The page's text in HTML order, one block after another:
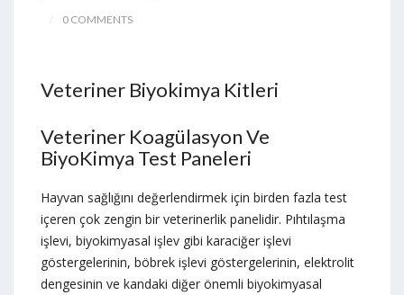
0 COMMENTS
Veteriner Biyokimya Kitleri
Veteriner Koagülasyon Ve
BiyoKimya Test Paneleri
Hayvan sağlığını değerlendirmek için birden fazla test
içeren çok zengin bir veterinerlik panelidir. Pıhtılaşma
işlevi, biyokimyasal işlev gibi karaciğer işlevi
göstergelerinin, böbrek işlevi göstergelerinin, elektrolit
dengesinin ve kandaki diğer önemli biyokimyasal